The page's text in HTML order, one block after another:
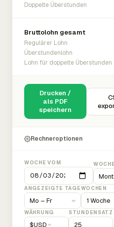
Doppelte Überstunden
Bruttolohn gesamt
Regulärer Lohn
Überstundenlohn
Lohn für doppelte Überstunden
Drucken /
als PDF
speichern
Rechneroptionen
WOCHE VOM
ANGEZEIGTE TAGEWOCHEN
WÄHRUNG
$USD
STUNDENSATZ